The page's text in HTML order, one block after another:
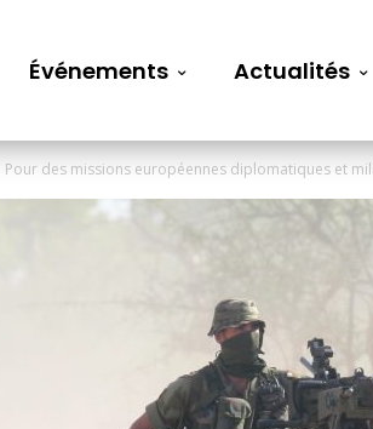
Événements Actualités
Pour des missions européennes diplomatiques et